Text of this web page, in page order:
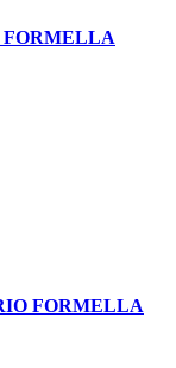
FORMELLA
FORMELLA